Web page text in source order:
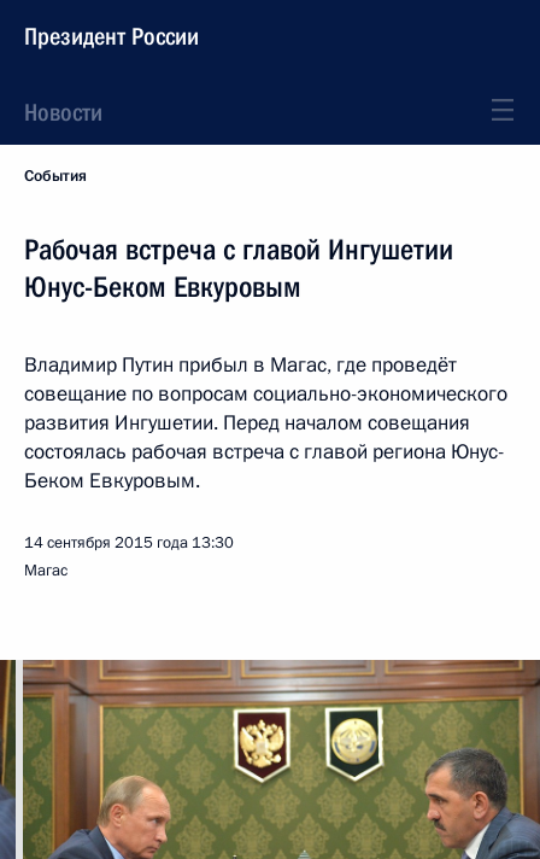
Президент России
Новости
События
Рабочая встреча с главой Ингушетии
Юнус-Беком Евкуровым
Владимир Путин прибыл в Магас, где проведёт
совещание по вопросам социально-экономического
развития Ингушетии. Перед началом совещания
состоялась рабочая встреча с главой региона Юнус-
Беком Евкуровым.
14 сентября 2015 года 13:30
Магас